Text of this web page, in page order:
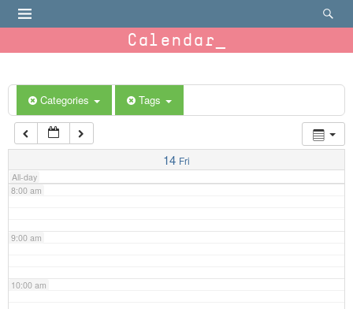
Calendar
Categories Tags
14 Fri
All-day
6:00 am
7:00 am
8:00 am
9:00 am
10:00 am